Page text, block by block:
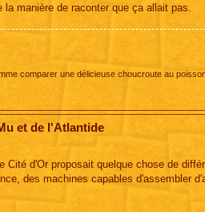
manière de raconter que ça allait pas.
comparer une délicieuse choucroute au
et de l'Atlantide
Cité d'Or proposait quelque chose de
des machines capables d'assembler